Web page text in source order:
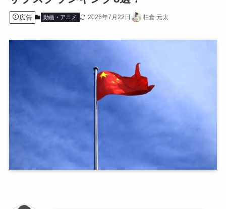
広告 動画・アニメ 2026年7月22日 柏倉 元太